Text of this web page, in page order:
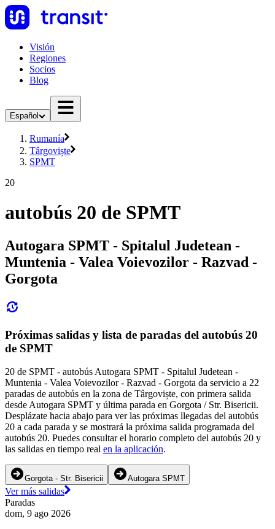
Visión
Regiones
Socios
Blog
Español
Rumanía
Târgoviște
SPMT
20
autobús 20 de SPMT
Autogara SPMT - Spitalul Judetean -
Muntenia - Valea Voievozilor - Razvad -
Gorgota
Próximas salidas y lista de paradas del autobús 20
de SPMT
20 de SPMT - autobús Autogara SPMT - Spitalul Judetean -
Muntenia - Valea Voievozilor - Razvad - Gorgota da servicio a 22
paradas de autobús en la zona de Târgoviște, con primera salida
desde Autogara SPMT y última parada en Gorgota / Str. Bisericii.
Desplázate hacia abajo para ver las próximas llegadas del autobús
20 a cada parada y se mostrará la próxima salida programada del
autobús 20. Puedes consultar el horario completo del autobús 20 y
las salidas en tiempo real en la aplicación.
Gorgota - Str. Bisericii Autogara SPMT
Ver más salidas
Paradas
dom, 9 ago 2026